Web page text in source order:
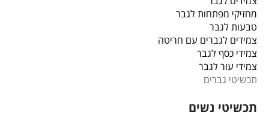
מחזיקי מפתחות לגבר
טבעות לגבר
צמידים לגברים עם חריטה
צמידי כסף לגבר
צמידי עור לגבר
תכשיטי גברים
תכשיטי נשים